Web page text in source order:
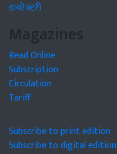
डायरेक्टरी
Magazines
Read Online
Subscription
Circulation
Tariff
Subscribe to print edition
Subscribe to digital edition